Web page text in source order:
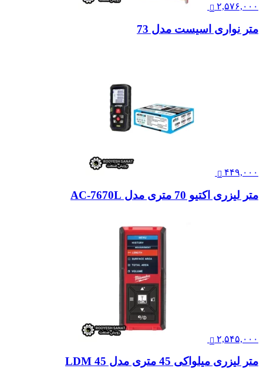
۲,۵۷۶,۰۰۰
متر نواری اسیست مدل 73
۴۴۹,۰۰۰
متر لیزری اکتیو 70 متری مدل AC-7670L
۲,۵۴۵,۰۰۰
متر لیزری میلواکی 45 متری مدل LDM 45